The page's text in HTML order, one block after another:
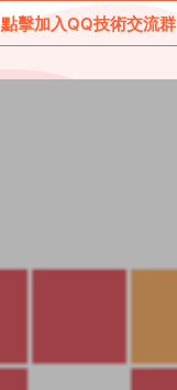
點擊加入QQ技術交流群